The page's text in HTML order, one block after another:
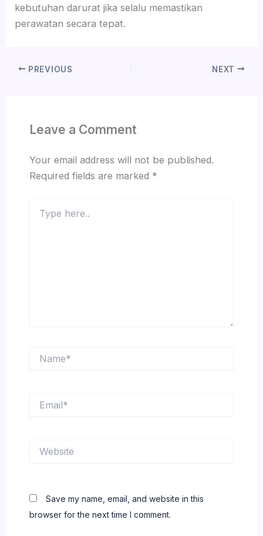
kebutuhan darurat jika selalu memastikan
perawatan secara tepat.
PREVIOUS NEXT
Leave a Comment
Your email address will not be published.
Required fields are marked *
here..
Save my name, email, and website in this
browser for the next time I comment.